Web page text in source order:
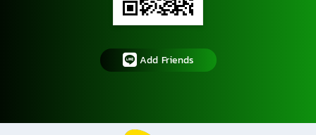
Add Friends